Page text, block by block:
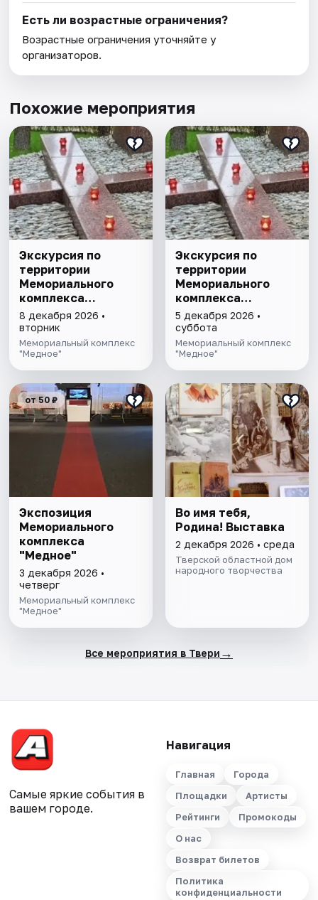
Есть ли возрастные ограничения?
Возрастные ограничения уточняйте у
организаторов.
Похожие мероприятия
Экскурсия по
территории
Мемориального
комплекса
"Медное"
8 декабря 2026 •
вторник
Мемориальный комплекс
"Медное"
Экскурсия по
территории
Мемориального
комплекса
"Медное"
5 декабря 2026 •
суббота
Мемориальный комплекс
"Медное"
от 50 ₽
Экспозиция
Мемориального
комплекса
"Медное"
3 декабря 2026 •
четверг
Мемориальный комплекс
"Медное"
Во имя тебя,
Родина! Выставка
2 декабря 2026 • среда
Тверской областной дом
народного творчества
Все мероприятия в Твери →
Самые яркие события в
вашем городе.
Навигация
Главная
Города
Площадки
Артисты
Рейтинги
Промокоды
О нас
Возврат билетов
Политика
конфиденциальности